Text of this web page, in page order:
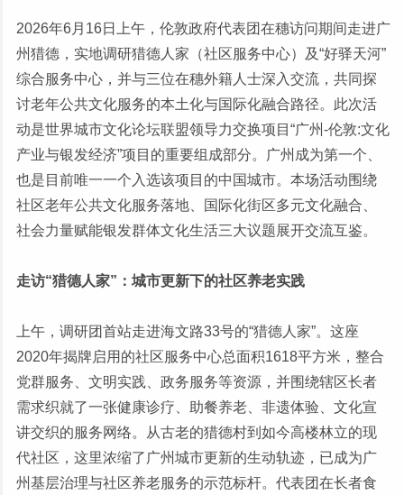
2026年6月16日上午，伦敦政府代表团在穗访问期间走进广
州猎德，实地调研猎德人家（社区服务中心）及“好驿天河”
综合服务中心，并与三位在穗外籍人士深入交流，共同探
讨老年公共文化服务的本土化与国际化融合路径。此次活
动是世界城市文化论坛联盟领导力交换项目“广州-伦敦:文化
产业与银发经济”项目的重要组成部分。广州成为第一个、
也是目前唯一一个入选该项目的中国城市。本场活动围绕
社区老年公共文化服务落地、国际化街区多元文化融合、
社会力量赋能银发群体文化生活三大议题展开交流互鉴。
走访“猎德人家”：城市更新下的社区养老实践
上午，调研团首站走进海文路33号的“猎德人家”。这座
2020年揭牌启用的社区服务中心总面积1618平方米，整合
党群服务、文明实践、政务服务等资源，并围绕辖区长者
需求织就了一张健康诊疗、助餐养老、非遗体验、文化宣
讲交织的服务网络。从古老的猎德村到如今高楼林立的现
代社区，这里浓缩了广州城市更新的生动轨迹，已成为广
州基层治理与社区养老服务的示范标杆。代表团在长者食